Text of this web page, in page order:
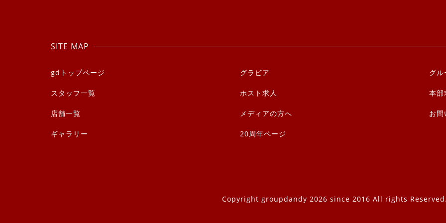
SITE MAP
gdトップページ グラビア グル
スタッフ一覧 ホスト求人 本部
店舗一覧 メディアの方へ お問
ギャラリー 20周年ページ
Copyright groupdandy 2026 since 2016 All rights Reserved.